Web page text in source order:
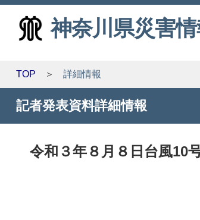
神奈川県災害
TOP 詳細情報
記者発表資料詳細情報
令和３年８月８日台風